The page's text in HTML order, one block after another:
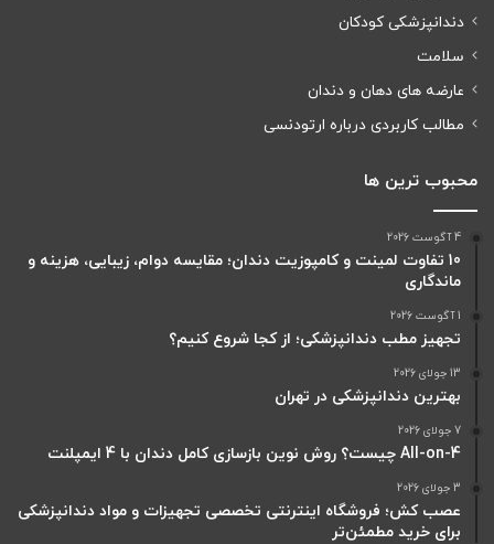
دندانپزشکی کودکان
سلامت
عارضه های دهان و دندان
مطالب کاربردی درباره ارتودنسی
محبوب ترین ها
4 آگوست 2026
10 تفاوت لمینت و کامپوزیت دندان؛ مقایسه دوام، زیبایی، هزینه و
ماندگاری
1 آگوست 2026
تجهیز مطب دندانپزشکی؛ از کجا شروع کنیم؟
13 جولای 2026
بهترین دندانپزشکی در تهران
7 جولای 2026
All-on-4 چیست؟ روش نوین بازسازی کامل دندان با 4 ایمپلنت
3 جولای 2026
عصب کش؛ فروشگاه اینترنتی تخصصی تجهیزات و مواد دندانپزشکی
برای خرید مطمئن‌تر